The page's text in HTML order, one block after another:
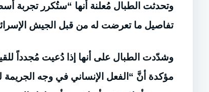
وتحدثت الطبال مُعلنة أنها “ستُكرر تجربة
تفاصيل ما تعرضت له من قبل الجيش
وشدّدت الطبال على أنها إذا دُعيت مُجدداً
مؤكدة أنَّ “الفعل الإنساني في وجه الجريمة